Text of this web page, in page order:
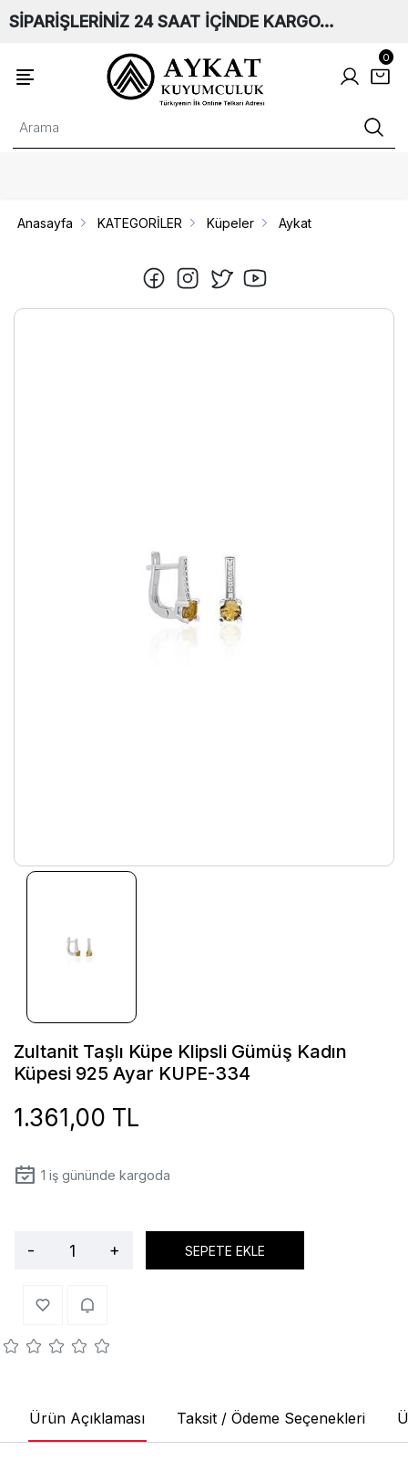
SİPARİŞLERİNİZ 24 SAAT İÇİNDE KARGO…
0
Anasayfa KATEGORİLER Küpeler Aykat
Zultanit Taşlı Küpe Klipsli Gümüş Kadın
Küpesi 925 Ayar KUPE-334
1.361,00 TL
1 iş gününde kargoda
- + SEPETE EKLE
Ürün Açıklaması Taksit / Ödeme Seçenekleri